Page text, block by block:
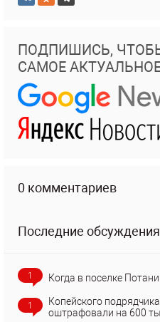
ПОДПИШИСЬ,
САМОЕ
0 комментариев
Последние обсуждения
1 Когда в поселке
1
Копейского
оштрафовали на 600